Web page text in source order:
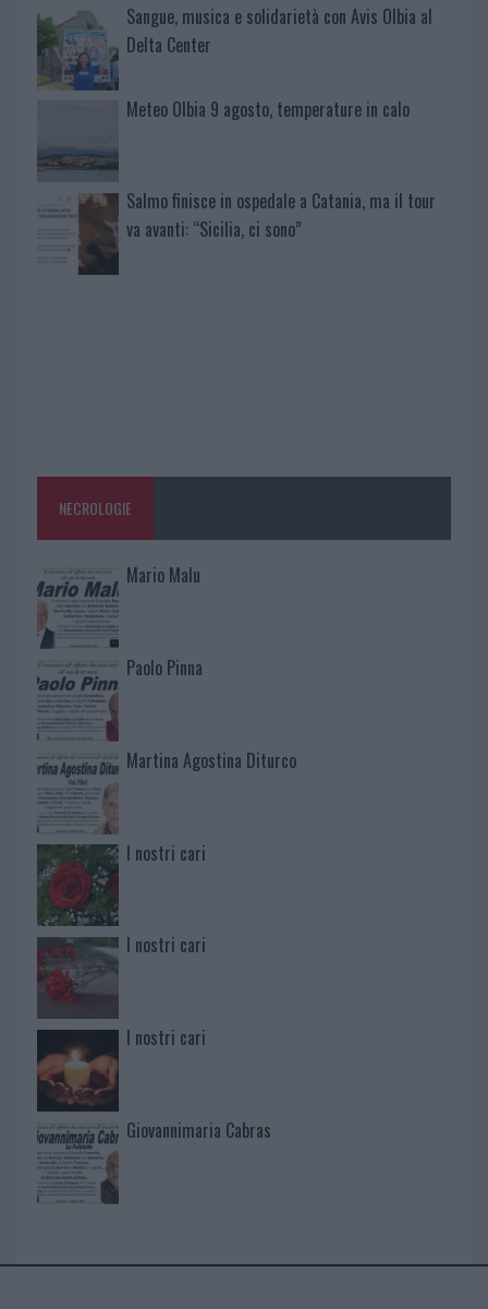
Sangue, musica e solidarietà con Avis Olbia al
Delta Center
Meteo Olbia 9 agosto, temperature in calo
Salmo finisce in ospedale a Catania, ma il tour
va avanti: “Sicilia, ci sono”
NECROLOGIE
Mario Malu
Paolo Pinna
Martina Agostina Diturco
I nostri cari
I nostri cari
I nostri cari
Giovannimaria Cabras